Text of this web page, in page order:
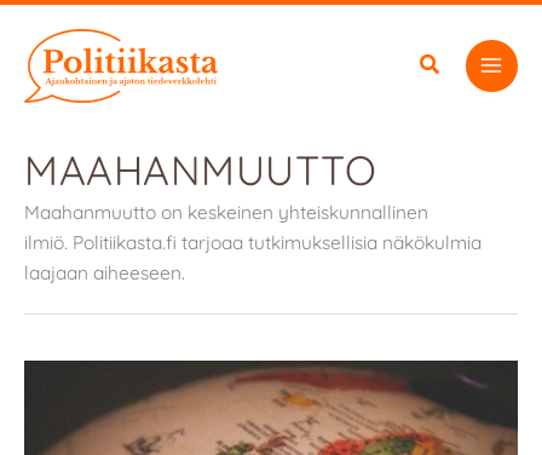
sisältöön
MAAHANMUUTTO
Maahanmuutto on keskeinen yhteiskunnallinen
ilmiö. Politiikasta.fi tarjoaa tutkimuksellisia näkökulmia
laajaan aiheeseen.